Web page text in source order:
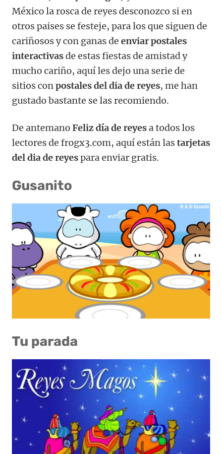
México la rosca de reyes desconozco si en
otros paises se festeje, para los que siguen de
cariñosos y con ganas de enviar postales
interactivasde estas fiestas de amistad y
mucho cariño, aquí les dejo una serie de
sitios conpostales del dia de reyes, me han
gustado bastante se las recomiendo.
De antemano Feliz día de reyesa todos los
lectores de frogx3.com, aquí están lastarjetas
del dia de reyespara enviar gratis.
Gusanito
Tu parada